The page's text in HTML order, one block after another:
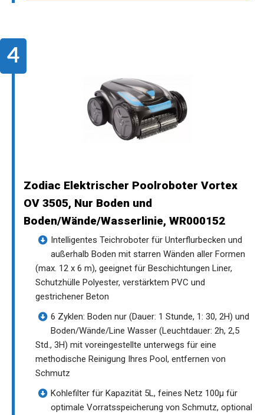
Zodiac Elektrischer Poolroboter Vortex
OV 3505, Nur Boden und
Boden/Wände/Wasserlinie, WR000152
Intelligentes Teichroboter für Unterflurbecken und
außerhalb Boden mit starren Wänden aller Formen
(max. 12 x 6 m), geeignet für Beschichtungen Liner,
Schutzhülle Polyester, verstärktem PVC und
gestrichener Beton
6 Zyklen: Boden nur (Dauer: 1 Stunde, 1: 30, 2H) und
Boden/Wände/Line Wasser (Leuchtdauer: 2h, 2,5
Std., 3H) mit voreingestellte unterwegs für eine
methodische Reinigung Ihres Pool, entfernen von
Schmutz
Kohlefilter für Kapazität 5L, feines Netz 100µ für
optimale Vorratsspeicherung von Schmutz, optional